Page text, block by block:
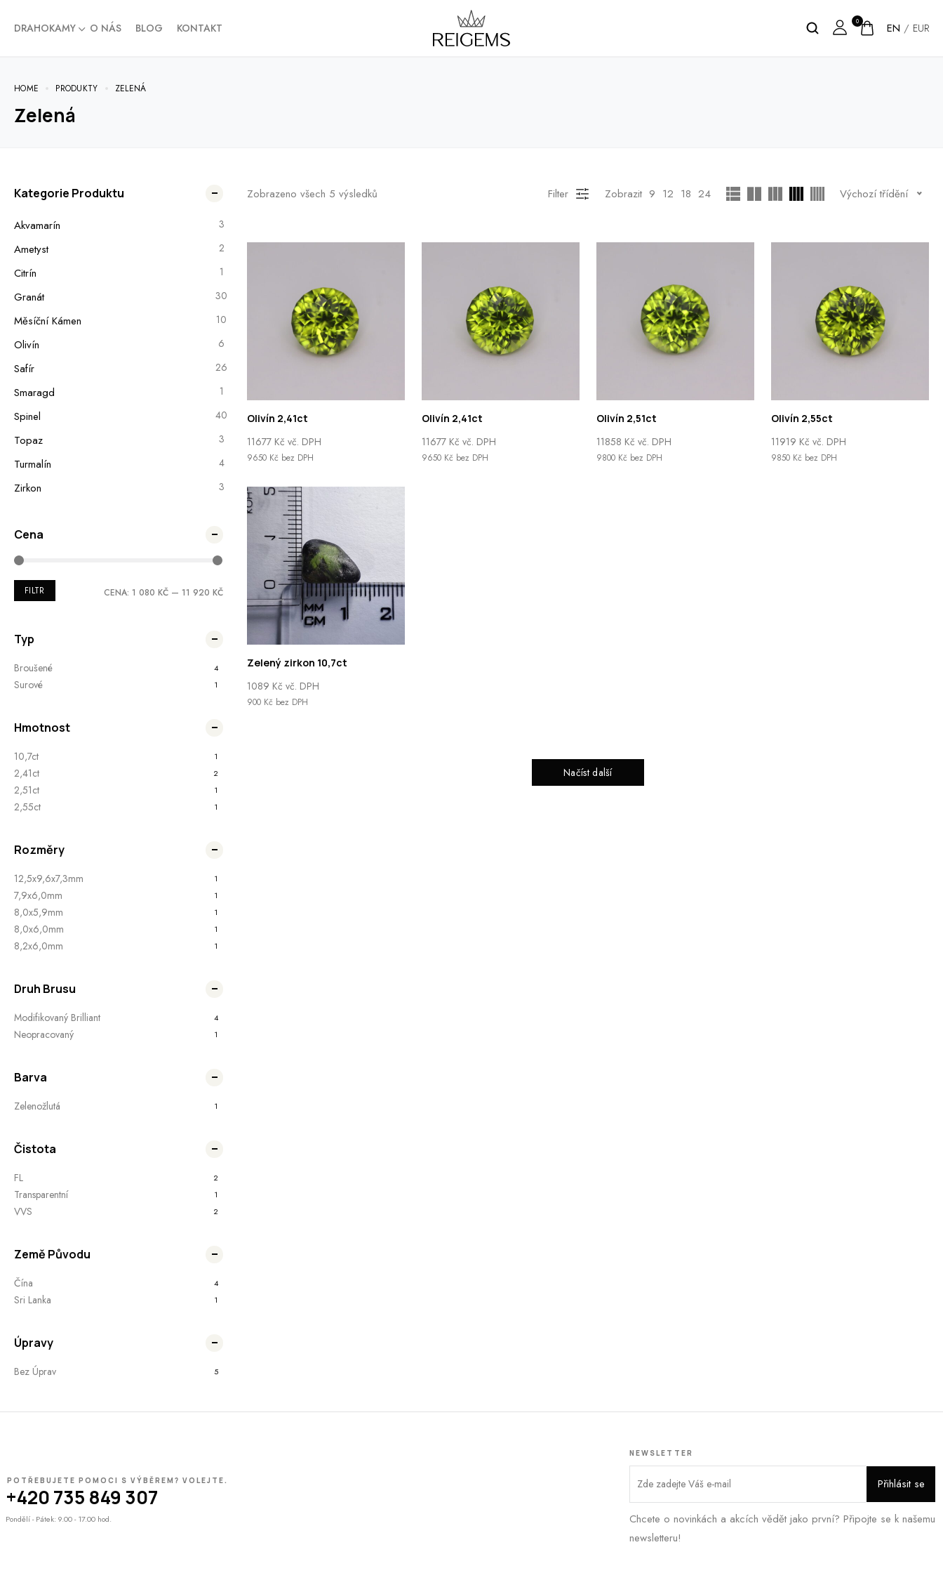
DRAHOKAMY O NÁS BLOG KONTAKT 0 EN / EUR
HOME PRODUKTY ZELENÁ
Zelená
Kategorie Produktu
Akvamarín 3
Ametyst 2
Citrín 1
Granát 30
Měsíční Kámen 10
Olivín 6
Safír 26
Smaragd 1
Spinel 40
Topaz 3
Turmalín 4
Zirkon 3
Cena
FILTR CENA: 1 080 KČ — 11 920 KČ
Typ
Broušené 4
Surové 1
Hmotnost
10,7ct 1
2,41ct 2
2,51ct 1
2,55ct 1
Rozměry
12,5x9,6x7,3mm 1
7,9x6,0mm 1
8,0x5,9mm 1
8,0x6,0mm 1
8,2x6,0mm 1
Druh Brusu
Modifikovaný Brilliant 4
Neopracovaný 1
Barva
Zelenožlutá 1
Čistota
FL 2
Transparentní 1
VVS 2
Země Původu
Čína 4
Sri Lanka 1
Úpravy
Bez Úprav 5
Zobrazeno všech 5 výsledků Filter Zobrazit 9 12 18 24 Výchozí třídění
Olivín 2,41ct
11677 Kč vč. DPH
9650 Kč bez DPH
Olivín 2,41ct
11677 Kč vč. DPH
9650 Kč bez DPH
Olivín 2,51ct
11858 Kč vč. DPH
9800 Kč bez DPH
Olivín 2,55ct
11919 Kč vč. DPH
9850 Kč bez DPH
Zelený zirkon 10,7ct
1089 Kč vč. DPH
900 Kč bez DPH
Načíst další
POTŘEBUJETE POMOCI S VÝBĚREM? VOLEJTE.
+420 735 849 307
Pondělí - Pátek: 9.00 - 17.00 hod.
NEWSLETTER
Chcete o novinkách a akcích vědět jako první? Připojte se k našemu
newsletteru!